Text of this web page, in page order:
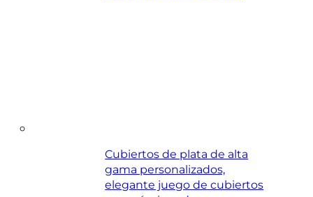
Cubiertos de plata de alta
gama personalizados,
elegante juego de cubiertos